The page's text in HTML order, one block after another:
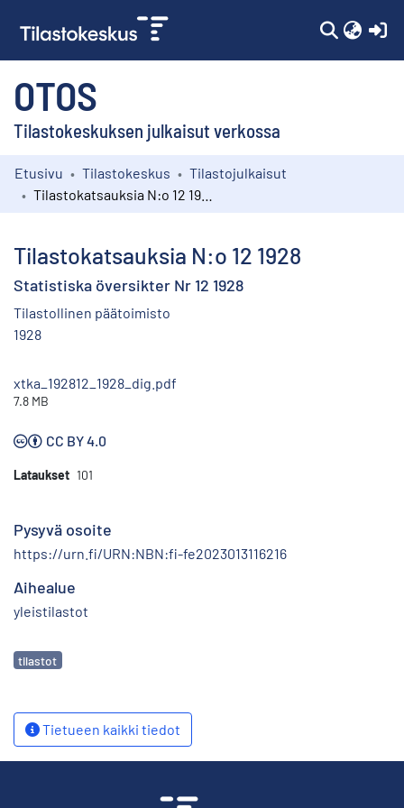
OTOS
Tilastokeskuksen julkaisut verkossa
Kokoelmat
Etusivu Tilastokeskus
Tilastojulkaisut
Tilastokatsauksia N:o 12 1928
Statistiska översikter Nr 12 1928
Tilastollinen päätoimisto
1928
xtka_192812_1928_dig.pdf
7.8 MB
CC BY 4.0
Lataukset 101
Pysyvä osoite
https://urn.fi/URN:NBN:fi-fe2023013116216
Aihealue
yleistilastot
Avainsanat
tilastot
Tietueen kaikki tiedot